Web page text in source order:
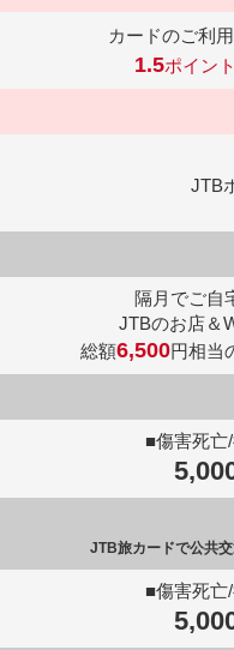
カードのご利用
1.5ポイン
JTB
隔月でご自
JTBのお店＆
総額6,500円相当
■傷害死亡
JTB旅カードで公共交
■傷害死亡